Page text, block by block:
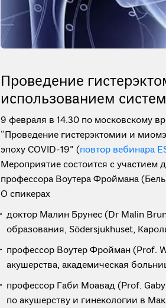
Проведение
использованием
9 февраля в 14.30 по московскому
“Проведение гистерэктомии и
эпоху COVID-19” (повтор вебинара
Мероприятие состоится с
профессора Воутера Фроймана
О спикерах
доктор Малин Брунес (Dr Malin
образования, Södersjukhuset,
профессор Воутер Фройман (Prof.
акушерства, академическая
профессор Габи Моавад (Prof.
по акушерству и гинекологии в